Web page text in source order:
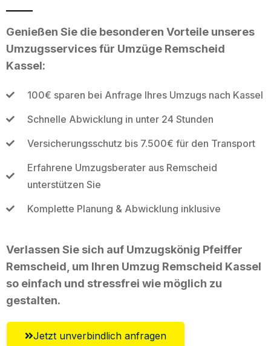
Genießen Sie die besonderen Vorteile unseres
Umzugsservices für Umzüge Remscheid
Kassel:
100€ sparen bei Anfrage Ihres Umzugs nach Kassel
Schnelle Abwicklung in unter 24 Stunden
Versicherungsschutz bis 7.500€ für den Transport
Erfahrene Umzugsberater aus Remscheid
unterstützen Sie
Komplette Planung & Abwicklung inklusive
Verlassen Sie sich auf Umzugskönig Pfeiffer
Remscheid, um Ihren Umzug Remscheid Kassel
so einfach und stressfrei wie möglich zu
gestalten.
Jetzt unverbindlich anfragen